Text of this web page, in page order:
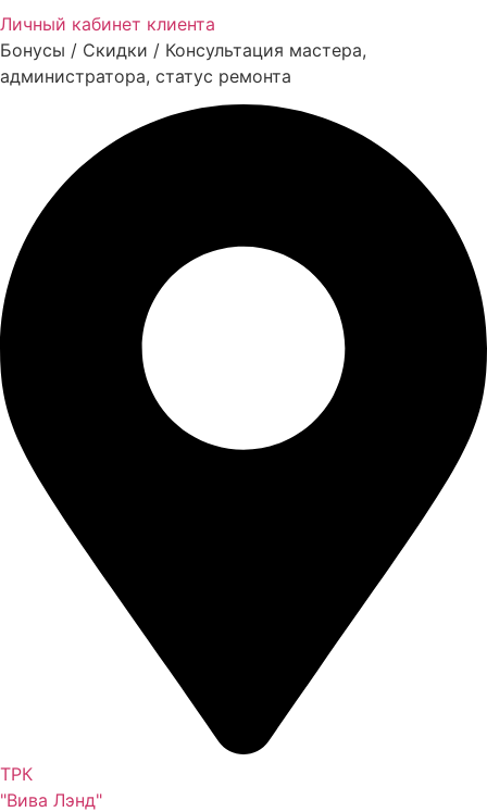
Личный кабинет клиента
Бонусы / Скидки / Консультация мастера,
администратора, статус ремонта
ТРК
"Вива Лэнд"